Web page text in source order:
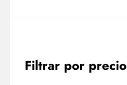
Filtrar por precio